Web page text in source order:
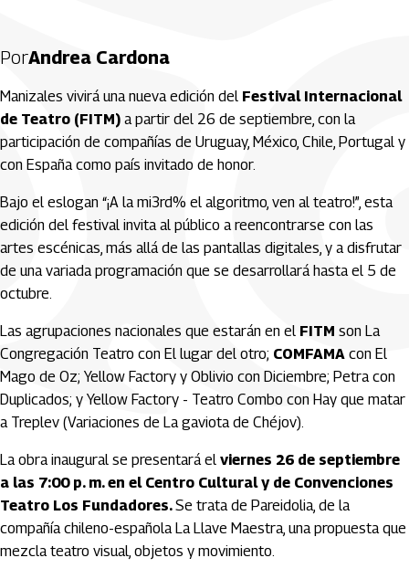
PorAndrea Cardona
Manizales vivirá una nueva edición del Festival Internacional
de Teatro (FITM) a partir del 26 de septiembre, con la
participación de compañías de Uruguay, México, Chile, Portugal y
con España como país invitado de honor.
Bajo el eslogan “¡A la mi3rd% el algoritmo, ven al teatro!”, esta
edición del festival invita al público a reencontrarse con las
artes escénicas, más allá de las pantallas digitales, y a disfrutar
de una variada programación que se desarrollará hasta el 5 de
octubre.
Las agrupaciones nacionales que estarán en el FITM son La
Congregación Teatro con El lugar del otro; COMFAMA con El
Mago de Oz; Yellow Factory y Oblivio con Diciembre; Petra con
Duplicados; y Yellow Factory - Teatro Combo con Hay que matar
a Treplev (Variaciones de La gaviota de Chéjov).
La obra inaugural se presentará el viernes 26 de septiembre
a las 7:00 p. m. en el Centro Cultural y de Convenciones
Teatro Los Fundadores.Se trata de Pareidolia, de la
compañía chileno-española La Llave Maestra, una propuesta que
mezcla teatro visual, objetos y movimiento.